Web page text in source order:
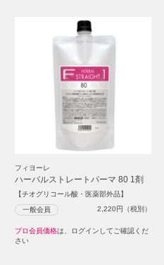
フィヨーレ
ハーバルストレートパーマ 80 1剤
【チオグリコール酸・医薬部外品】
一般会員 2,220円（税別）
プロ会員価格は、ログインしてご確認くだ
さい